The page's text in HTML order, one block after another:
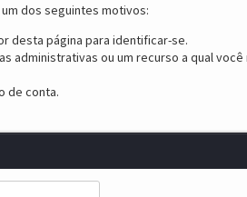
dos seguintes motivos:
desta página para identificar-se.
administrativas ou um recurso a qual
de conta.